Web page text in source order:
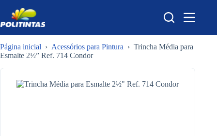
para
o
conteúdo
Página inicial › Acessórios para Pintura › Trincha Média para
Esmalte 2½” Ref. 714 Condor